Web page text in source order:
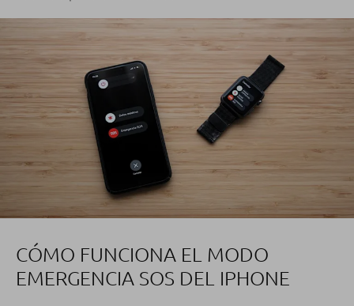
CÓMO FUNCIONA EL MODO
EMERGENCIA SOS DEL IPHONE